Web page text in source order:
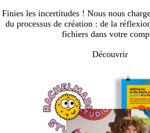
Finies les incertitudes ! Nous nous
du processus de création : de la
fichiers dans votre
Découvrir